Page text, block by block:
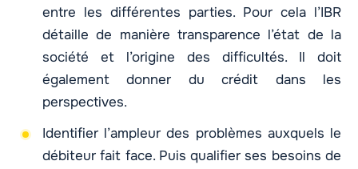
entre les différentes parties. Pour cela l’IBR
détaille de manière transparence l’état de la
société et l’origine des difficultés. Il doit
également donner du crédit dans les
perspectives.
Identifier l’ampleur des problèmes auxquels le
débiteur fait face. Puis qualifier ses besoins de